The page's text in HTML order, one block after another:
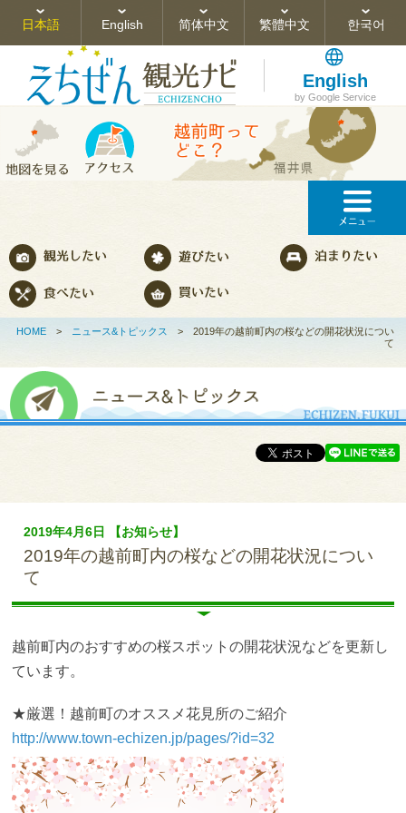
日本語 English 简体中文 繁體中文 한국어
English
by Google Service
HOME> ニュース&トピックス > 2019年の越前町内の桜などの開花状況につい
て
2019年4月6日 【お知らせ】
2019年の越前町内の桜などの開花状況につい
て
越前町内のおすすめの桜スポットの開花状況などを更新し
ています。
★厳選！越前町のオススメ花見所のご紹介
http://www.town-echizen.jp/pages/?id=32